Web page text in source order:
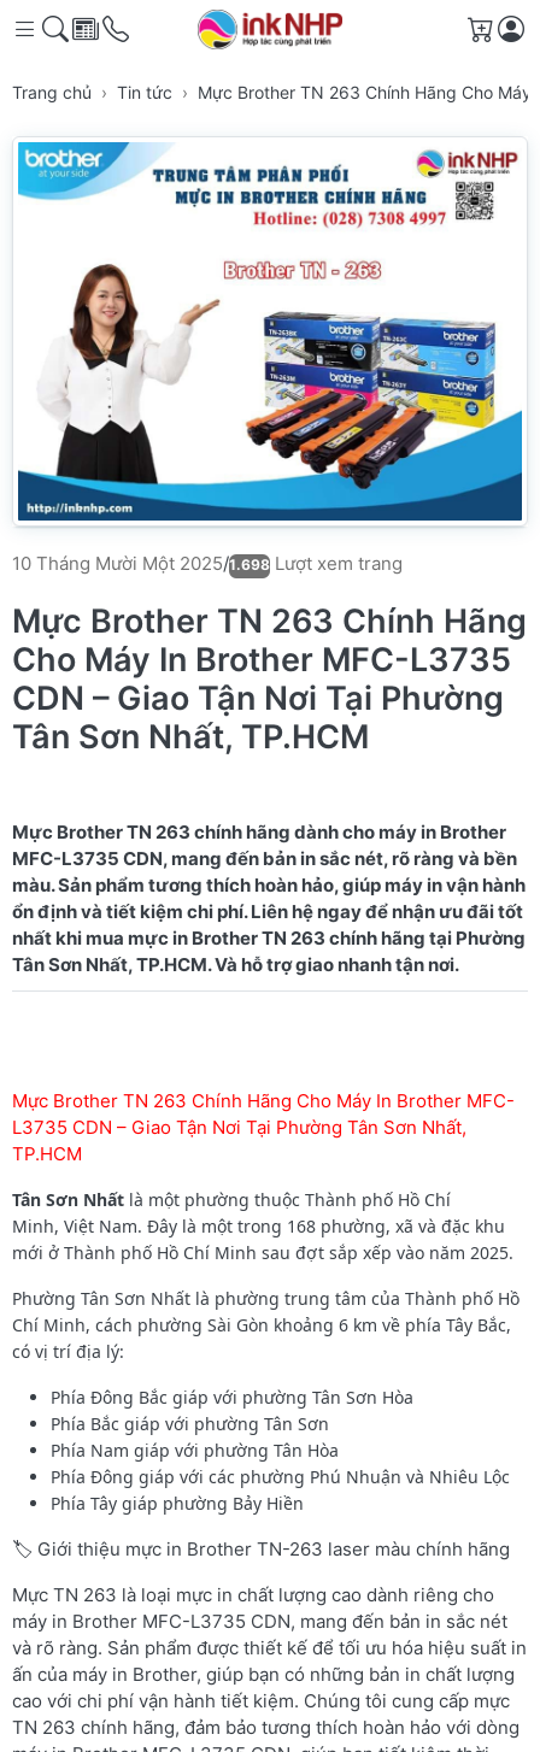
Giỏ
Trang chủ Tin tức Mực Brother TN 263 Chính Hãng Cho Máy
10 Tháng Mười Một 2025/1.698 Lượt xem trang
Mực Brother TN 263 Chính Hãng
Cho Máy In Brother MFC-L3735
CDN – Giao Tận Nơi Tại Phường
Tân Sơn Nhất, TP.HCM
Mực Brother TN 263 chính hãng dành cho máy in Brother
MFC-L3735 CDN, mang đến bản in sắc nét, rõ ràng và bền
màu. Sản phẩm tương thích hoàn hảo, giúp máy in vận hành
ổn định và tiết kiệm chi phí. Liên hệ ngay để nhận ưu đãi tốt
nhất khi mua mực in Brother TN 263 chính hãng tại Phường
Mực Brother TN 263 Chính Hãng Cho Máy In Brother MFC-
L3735 CDN – Giao Tận Nơi Tại Phường Tân Sơn Nhất,
TP.HCM
Tân Sơn Nhất là một phường thuộc Thành phố Hồ Chí
Minh, Việt Nam. Đây là một trong 168 phường, xã và đặc khu
mới ở Thành phố Hồ Chí Minh sau đợt sắp xếp vào năm 2025.
Phường Tân Sơn Nhất là phường trung tâm của Thành phố Hồ
Chí Minh, cách phường Sài Gòn khoảng 6 km về phía Tây Bắc,
có vị trí địa lý:
Phía Đông Bắc giáp với phường Tân Sơn Hòa
Phía Bắc giáp với phường Tân Sơn
Phía Nam giáp với phường Tân Hòa
Phía Đông giáp với các phường Phú Nhuận và Nhiêu Lộc
Phía Tây giáp phường Bảy Hiền
🏷️ Giới thiệu mực in Brother TN-263 laser màu chính hãng
Mực TN 263 là loại mực in chất lượng cao dành riêng cho
máy in Brother MFC-L3735 CDN, mang đến bản in sắc nét
và rõ ràng. Sản phẩm được thiết kế để tối ưu hóa hiệu suất in
ấn của máy in Brother, giúp bạn có những bản in chất lượng
cao với chi phí vận hành tiết kiệm. Chúng tôi cung cấp mực
TN 263 chính hãng, đảm bảo tương thích hoàn hảo với dòng